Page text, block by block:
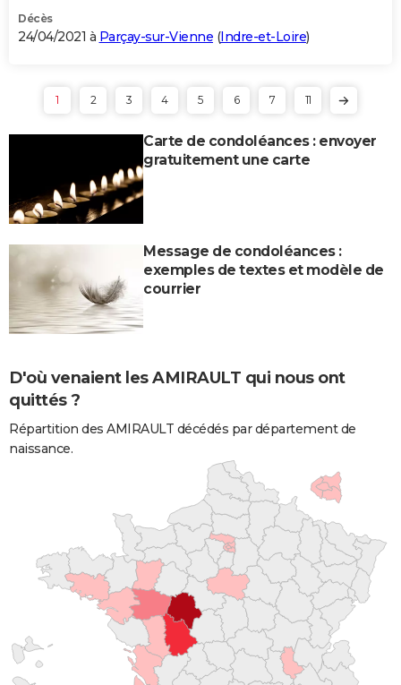
Décès
24/04/2021 à Parçay-sur-Vienne (Indre-et-Loire)
1 2 3 4 5 6 7 11
Carte de condoléances : envoyer
gratuitement une carte
Message de condoléances :
exemples de textes et modèle de
courrier
D'où venaient les AMIRAULT qui nous ont
quittés ?
Répartition des AMIRAULT décédés par département de
naissance.